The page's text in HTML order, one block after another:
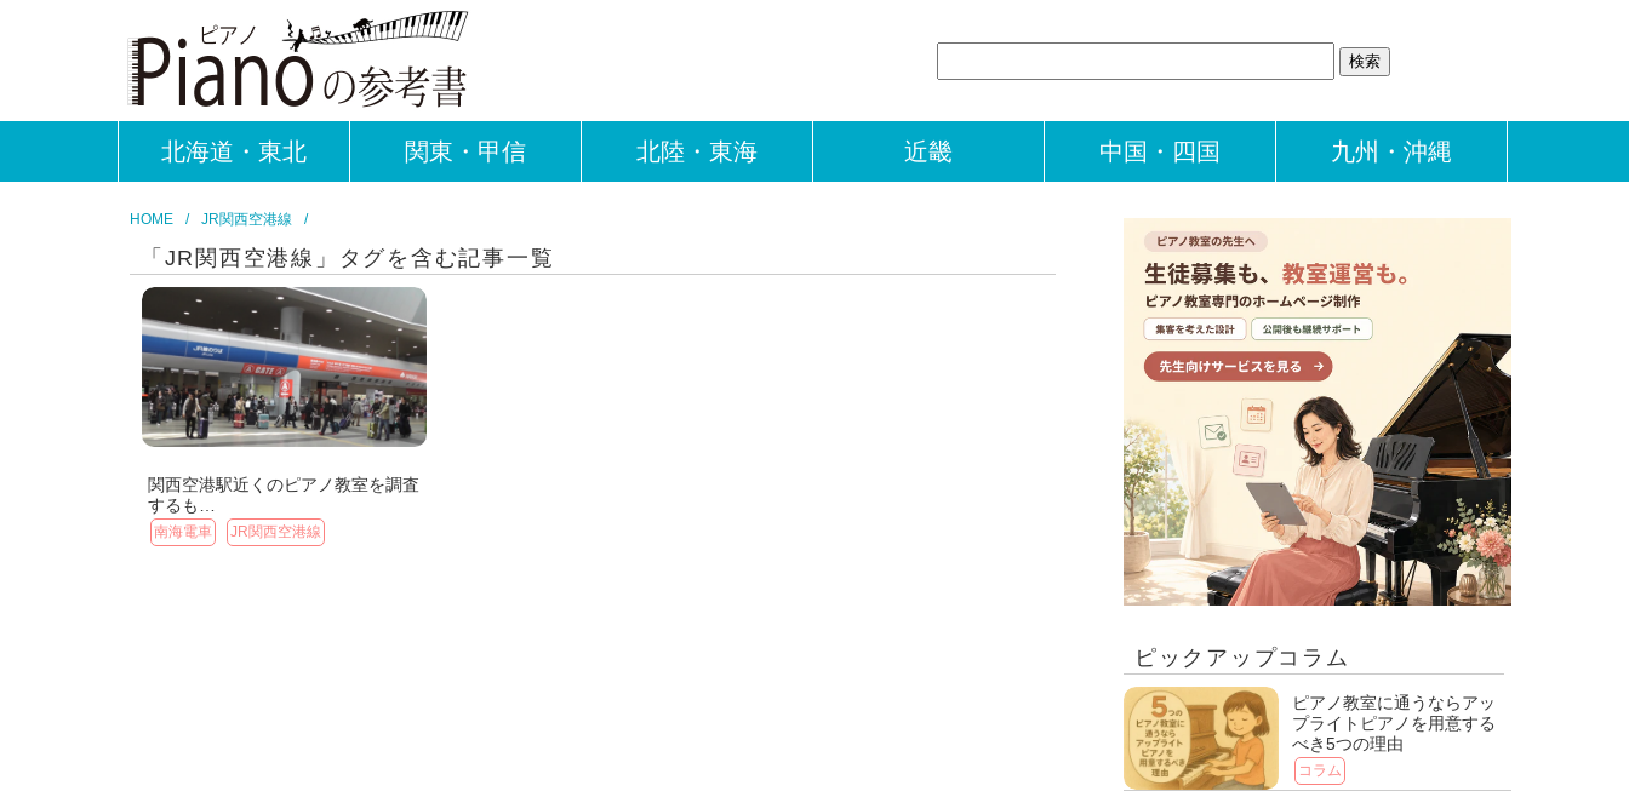
北海道・東北 関東・甲信 北陸・東海 近畿 中国・四国 九州・沖縄
HOME JR関西空港線
「JR関西空港線」タグを含む記事一覧
関西空港駅近くのピアノ教室を調査
するも…
南海電車 JR関西空港線
ピックアップコラム
ピアノ教室に通うならアッ
プライトピアノを用意する
べき5つの理由
コラム